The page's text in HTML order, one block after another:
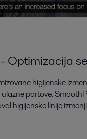
Optimizacija
higijenske
portove.
higijenske linije